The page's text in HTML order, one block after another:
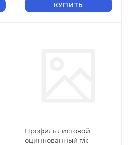
КУПИТЬ
Профиль листовой
оцинкованный г/к